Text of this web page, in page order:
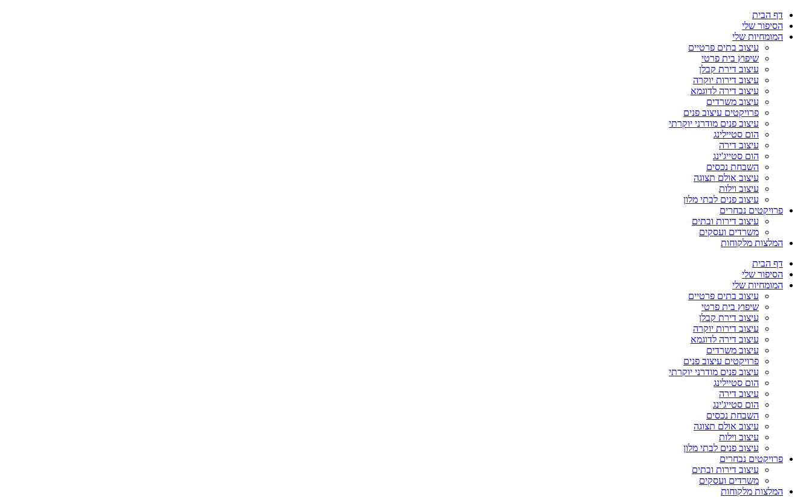
דף הבית
הסיפור שלי
המומחיות שלי
עיצוב בתים פרטיים
שיפוץ בית פרטי
עיצוב דירת קבלן
עיצוב דירות יוקרה
עיצוב דירה לדוגמא
עיצוב משרדים
פרויקטים עיצוב פנים
עיצוב פנים מודרני יוקרתי
הום סטיילינג
עיצוב דירה
הום סטייג'ינג
השבחת נכסים
עיצוב אולם תצוגה
עיצוב וילות
עיצוב פנים לבתי מלון
פרויקטים נבחרים
עיצוב דירות ובתים
משרדים ועסקים
המלצות מלקוחות
דף הבית
הסיפור שלי
המומחיות שלי
עיצוב בתים פרטיים
שיפוץ בית פרטי
עיצוב דירת קבלן
עיצוב דירות יוקרה
עיצוב דירה לדוגמא
עיצוב משרדים
פרויקטים עיצוב פנים
עיצוב פנים מודרני יוקרתי
הום סטיילינג
עיצוב דירה
הום סטייג'ינג
השבחת נכסים
עיצוב אולם תצוגה
עיצוב וילות
עיצוב פנים לבתי מלון
פרויקטים נבחרים
עיצוב דירות ובתים
משרדים ועסקים
המלצות מלקוחות